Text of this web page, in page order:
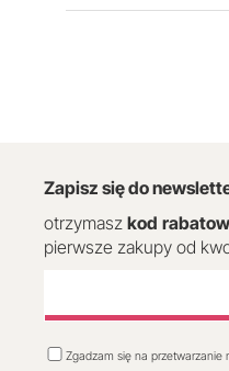
Zapisz się do
otrzymasz kod
pierwsze zakupy od
Zgadzam się na